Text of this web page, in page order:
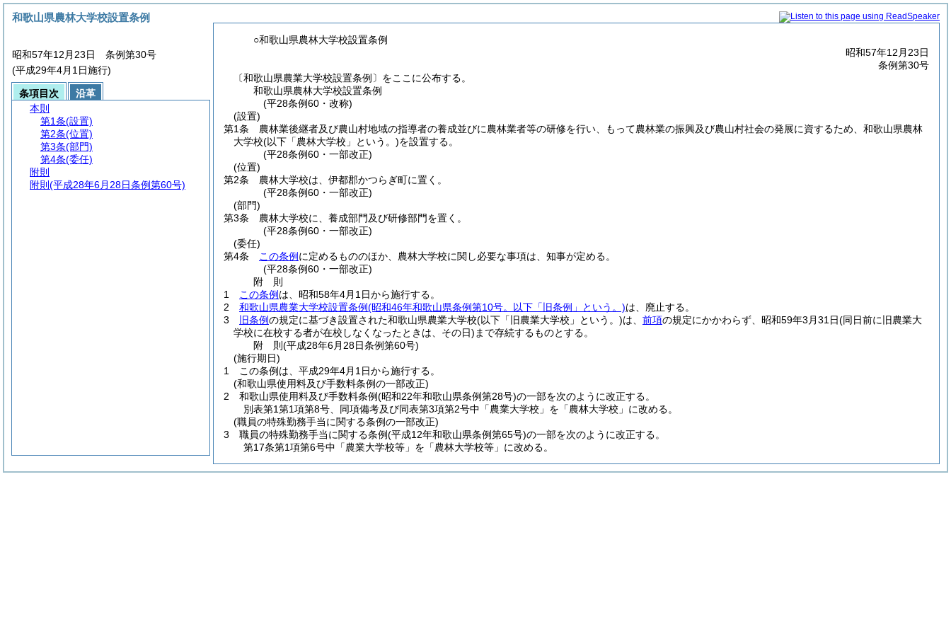
○和歌山県農林大学校設置条例
昭和57年12月23日
条例第30号
〔和歌山県農業大学校設置条例〕をここに公布する。
和歌山県農林大学校設置条例
(平28条例60・改称)
(設置)
第1条
農林業後継者及び農山村地域の指導者の養成並びに農林業者等の研修を行い、もって農林業の振興及び農山村社会の発展に資するため、和歌山県農林
大学校(以下「農林大学校」という。)を設置する。
(平28条例60・一部改正)
(位置)
第2条
農林大学校は、伊都郡かつらぎ町に置く。
(平28条例60・一部改正)
(部門)
第3条
農林大学校に、養成部門及び研修部門を置く。
(平28条例60・一部改正)
(委任)
第4条
この条例 に定めるもののほか、農林大学校に関し必要な事項は、知事が定める。
(平28条例60・一部改正)
附 則
1
この条例 は、昭和58年4月1日から施行する。
2
和歌山県農業大学校設置条例(昭和46年和歌山県条例第10号。以下「旧条例」という。)は、廃止する。
3
旧条例の規定に基づき設置された和歌山県農業大学校(以下「旧農業大学校」という。)は、 前項の規定にかかわらず、昭和59年3月31日(同日前に旧農業大
学校に在校する者が在校しなくなったときは、その日) まで存続するものとする。
附 則(平成28年6月28日条例第60号)
(施行期日)
1
この条例は、平成29年4月1日から施行する。
(和歌山県使用料及び手数料条例の一部改正)
2
和歌山県使用料及び手数料条例(昭和22年和歌山県条例第28号)の一部を次のように改正する。
別表第1第1項第8号、同項備考及び同表第3項第2号中「農業大学校」を「農林大学校」に改める。
(職員の特殊勤務手当に関する条例の一部改正)
3
職員の特殊勤務手当に関する条例(平成12年和歌山県条例第65号)の一部を次のように改正する。
第17条第1項第6号中「農業大学校等」を「農林大学校等」に改める。
和歌山県農林大学校設置条例
昭和57年12月23日 条例第30号
(平成29年4月1日施行)
条項目次
沿革
本則
第1条(設置)
第2条(位置)
第3条(部門)
第4条(委任)
附則
附則 (平成28年6月28日条例第60号)